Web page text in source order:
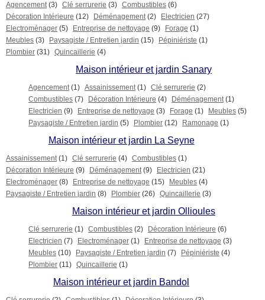
Agencement (3) Clé serrurerie (3) Combustibles (6)
Décoration Intérieure (12) Déménagement (2) Electricien (27)
Electroménager (5) Entreprise de nettoyage (9) Forage (1)
Meubles (3) Paysagiste / Entretien jardin (15) Pépiniériste (1)
Plombier (31) Quincaillerie (4)
Maison intérieur et jardin Sanary
Agencement (1) Assainissement (1) Clé serrurerie (2)
Combustibles (7) Décoration Intérieure (4) Déménagement (1)
Electricien (9) Entreprise de nettoyage (3) Forage (1) Meubles (5)
Paysagiste / Entretien jardin (5) Plombier (12) Ramonage (1)
Maison intérieur et jardin La Seyne
Assainissement (1) Clé serrurerie (4) Combustibles (1)
Décoration Intérieure (9) Déménagement (9) Electricien (21)
Electroménager (8) Entreprise de nettoyage (15) Meubles (4)
Paysagiste / Entretien jardin (8) Plombier (26) Quincaillerie (3)
Maison intérieur et jardin Ollioules
Clé serrurerie (1) Combustibles (2) Décoration Intérieure (6)
Electricien (7) Electroménager (1) Entreprise de nettoyage (3)
Meubles (10) Paysagiste / Entretien jardin (7) Pépiniériste (4)
Plombier (11) Quincaillerie (1)
Maison intérieur et jardin Bandol